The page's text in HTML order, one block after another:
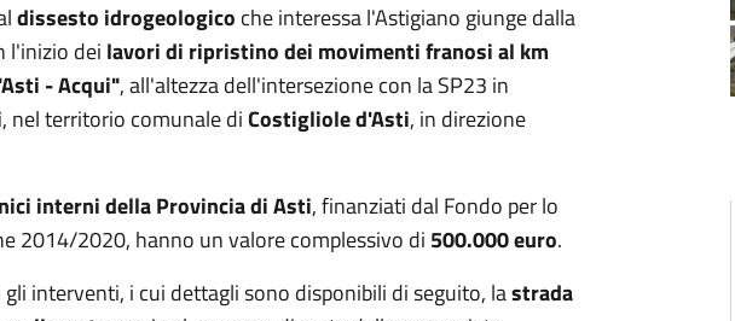
dissesto idrogeologico che interessa l'Astigiano giunge dalla
l'inizio dei lavori di ripristino dei movimenti franosi al km
- Acqui", all'altezza dell'intersezione con la SP23 in
, nel territorio comunale diCostigliole d'Asti, in direzione
interni della Provincia di Asti, finanziati dal Fondo per lo
2014/2020, hanno un valore complessivo di 500.000 euro.
interventi, i cui dettagli sono disponibili di seguito, lastrada